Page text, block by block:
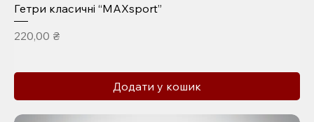
Гетри класичні “MAXsport”
Ціна
220,00 ₴
Додати у кошик